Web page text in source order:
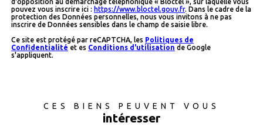
d'opposition au démarchage téléphonique « Bloctel », sur laquelle vous
pouvez vous inscrire ici : https://www.bloctel.gouv.fr. Dans le cadre de la
protection des Données personnelles, nous vous invitons à ne pas
inscrire de Données sensibles dans le champ de saisie libre.
Ce site est protégé par reCAPTCHA, les Politiques de
Confidentialité et es Conditions d'utilisation de Google
s'appliquent.
CES BIENS PEUVENT VOUS
intéresser